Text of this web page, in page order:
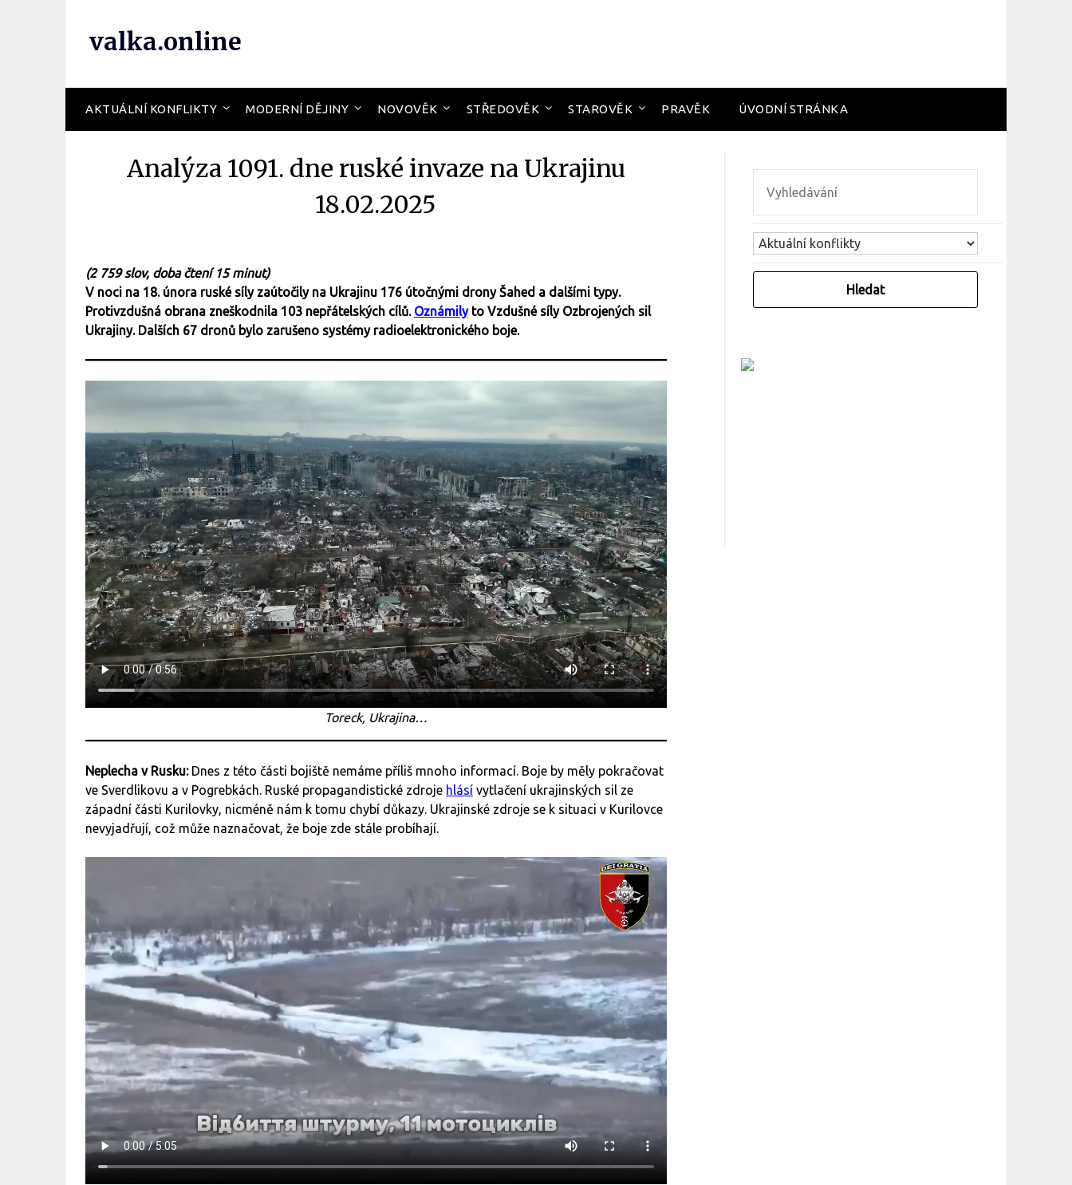
valka.online
AKTUÁLNÍ KONFLIKTY MODERNÍ DĚJINY NOVOVĚK STŘEDOVĚK STAROVĚK PRAVĚK ÚVODNÍ STRÁNKA
Analýza 1091. dne ruské invaze na Ukrajinu
18.02.2025
(2 759 slov, doba čtení 15 minut)
V noci na 18. února ruské síly zaútočily na Ukrajinu 176 útočnými drony Šahed a dalšími typy.
Protivzdušná obrana zneškodnila 103 nepřátelských cílů. Oznámilyto Vzdušné síly Ozbrojených sil
Ukrajiny. Dalších 67 dronů bylo zarušeno systémy radioelektronického boje.
Toreck, Ukrajina…
Neplecha v Rusku: Dnes z této části bojiště nemáme příliš mnoho informací. Boje by měly pokračovat
ve Sverdlikovu a v Pogrebkách. Ruské propagandistické zdroje hlásí vytlačení ukrajinských sil ze
západní části Kurilovky, nicméně nám k tomu chybí důkazy. Ukrajinské zdroje se k situaci v Kurilovce
nevyjadřují, což může naznačovat, že boje zde stále probíhají.